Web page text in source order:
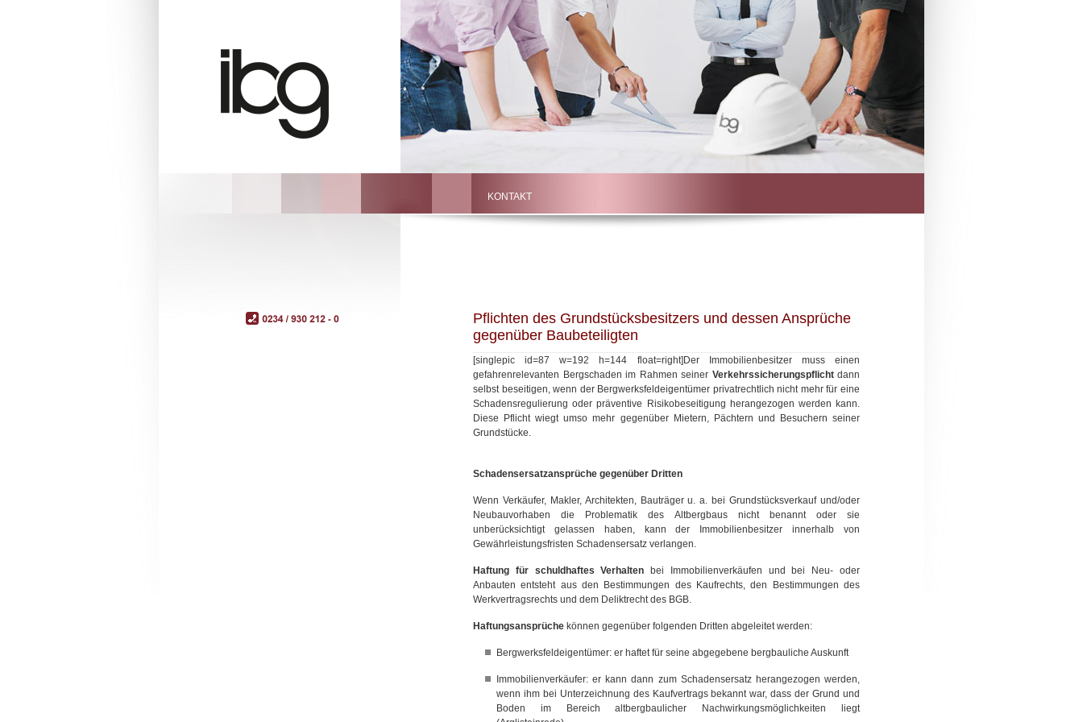
KONTAKT
Pflichten des Grundstücksbesitzers und dessen Ansprüche
gegenüber Baubeteiligten
[singlepic id=87 w=192 h=144 float=right]Der Immobilienbesitzer muss einen
gefahrenrelevanten Bergschaden im Rahmen seiner Verkehrssicherungspflichtdann
selbst beseitigen, wenn der Bergwerksfeldeigentümer privatrechtlich nicht mehr für eine
Schadensregulierung oder präventive Risikobeseitigung herangezogen werden kann.
Diese Pflicht wiegt umso mehr gegenüber Mietern, Pächtern und Besuchern seiner
Grundstücke.
Schadensersatzansprüche gegenüber Dritten
Wenn Verkäufer, Makler, Architekten, Bauträger u. a. bei Grundstücksverkauf und/oder
Neubauvorhaben die Problematik des Altbergbaus nicht benannt oder sie
unberücksichtigt gelassen haben, kann der Immobilienbesitzer innerhalb von
Gewährleistungsfristen Schadensersatz verlangen.
Haftung für schuldhaftes Verhalten bei Immobilienverkäufen und bei Neu- oder
Anbauten entsteht aus den Bestimmungen des Kaufrechts, den Bestimmungen des
Werkvertragsrechts und dem Deliktrecht des BGB.
Haftungsansprüche können gegenüber folgenden Dritten abgeleitet werden:
Bergwerksfeldeigentümer: er haftet für seine abgegebene bergbauliche Auskunft
Immobilienverkäufer: er kann dann zum Schadensersatz herangezogen werden,
wenn ihm bei Unterzeichnung des Kaufvertrags bekannt war, dass der Grund und
Boden im Bereich altbergbaulicher Nachwirkungsmöglichkeiten liegt